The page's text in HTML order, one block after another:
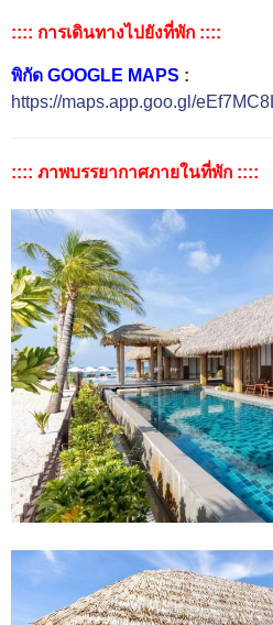
:::: การเดินทางไปยังที่พัก ::::
พิกัด GOOGLE MAPS :
https://maps.app.goo.gl/
:::: ภาพบรรยากาศภายในที่พัก ::::